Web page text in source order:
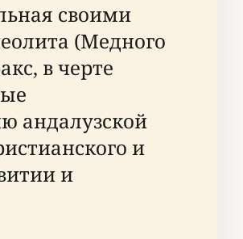
своими
(Медного
в черте
андалузской
и
и